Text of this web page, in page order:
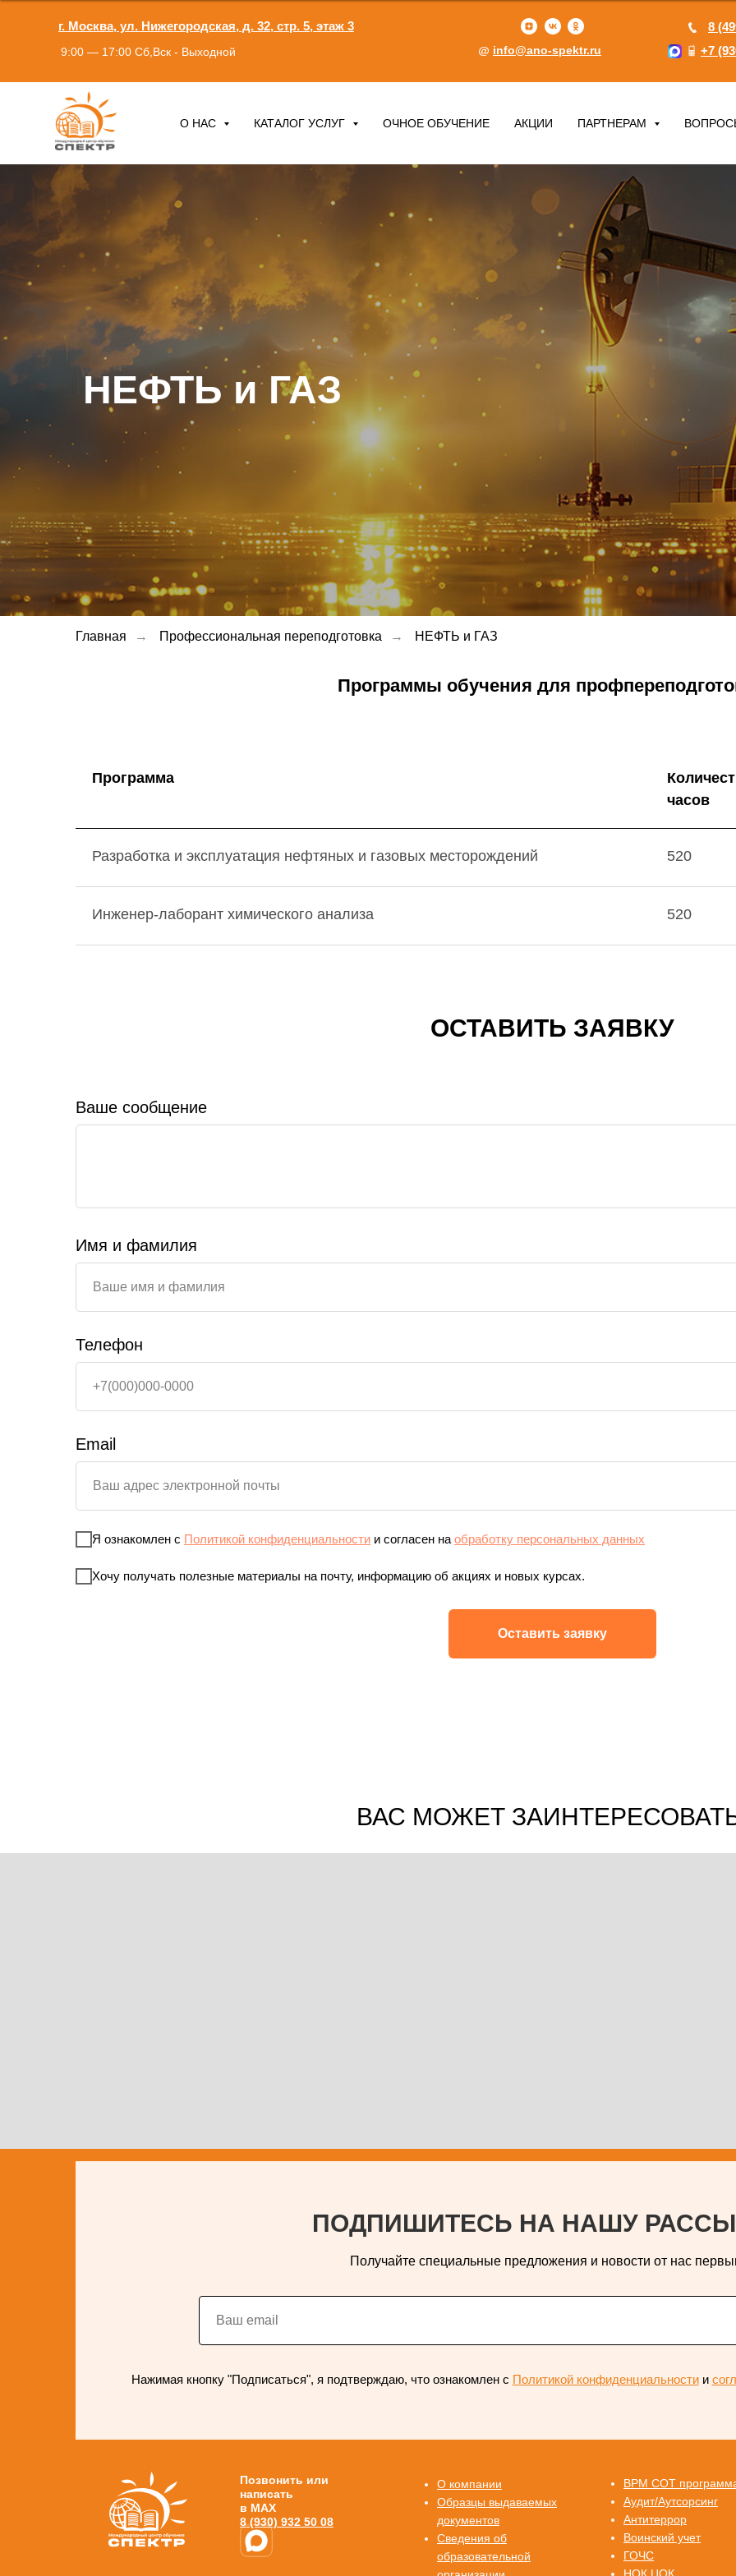
г. Москва, ул. Нижегородская, д. 32, стр. 5, этаж 3
+7
8
info@ano-spektr.ru
9:00 — 17:00 Сб,Вск - Выходной
О НАС КАТАЛОГ УСЛУГ ОЧНОЕ ОБУЧЕНИЕ АКЦИИ ПАРТНЕРАМ
НЕФТЬ и ГАЗ
Главная → Профессиональная переподготовка → НЕФТЬ и ГАЗ
Программы обучения для
Программа
часов
Разработка и эксплуатация нефтяных и газовых месторождений 520
Инженер-лаборант химического анализа 520
ОСТАВИТЬ ЗАЯВКУ
Ваше сообщение
Имя и фамилия
Телефон
Email
Я ознакомлен с Политикой конфиденциальности и согласен на обработку персональных данных
Хочу получать полезные материалы на почту, информацию об акциях и новых курсах.
Оставить заявку
ВАС МОЖЕТ
ПОДПИШИТЕСЬ НА НАШУ
Получайте специальные предложения и новости от нас
Нажимая кнопку "Подписаться", я подтверждаю, что ознакомлен с Политикой конфиденциальности и
Позвонить или
написать
в MAX
8 (930) 932 50 08
ВРМ СОТ
Аудит/Аутсорсинг
Антитеррор
Воинский учет
ГОЧС
НОК ЦОК
О компании
Образцы выдаваемых
документов
Сведения об
образовательной